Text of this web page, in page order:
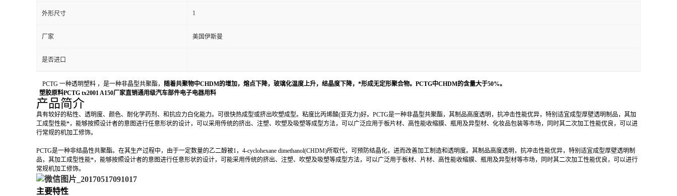
外形尺寸 1
厂家 美国伊斯曼
是否进口
PCTG 一种透明塑料 ，是一种非晶型共聚酯，
随着共聚物中CHDM的增加，熔点下降，玻璃化温度上升，结晶度下降，*形成无定形聚合物。PCTG中CHDM的含量大于50%。
塑胶原料PCTG tx2001 A150厂家直销通用级汽车部件电子电器用料
产品简介
具有较好的粘性、透明度、颜色、耐化学药剂、和抗应力白化能力。可很快热成型或挤出吹塑成型。粘度比丙烯酸(亚克力)好。PCTG是一种非晶型共聚酯，其制品高度透明，抗冲击性能优异，特别适宜成型厚壁透明制品，其加
工成型性能*，能够按照设计者的意图进行任意形状的设计，可以采用传统的挤出、注塑、吹塑及吸塑等成型方法，可以广泛应用于板片材、高性能收缩膜、瓶用及异型材、化妆品包装等市场，同时其二次加工性能优良，可以进
行常规的机加工修饰。
PCTG是一种非结晶性共聚酯。在其生产过程中，由于一定数量的乙二醇被1，4-cyclohexane dimethanol(CHDM)所取代，可预防结晶化，进而改善加工制造和透明度。其制品高度透明，抗冲击性能优异，特别适宜成型厚壁透明制
品，其加工成型性能*，能够按照设计者的意图进行任意形状的设计，可能采用传统的挤出、注塑、吹塑及吸塑等成型方法，可以广泛用于板材、片材、高性能收缩膜、瓶用及异型材等市场，同时其二次加工性能优良，可以进行
常规机加工修饰。
主要特性